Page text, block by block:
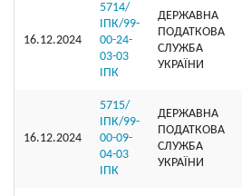
16.12.2024
5714/
ІПК/99-
00-24-
03-03
ІПК
ДЕРЖАВНА
ПОДАТКОВА
СЛУЖБА
УКРАЇНИ
16.12.2024
5715/
ІПК/99-
00-09-
04-03
ІПК
ДЕРЖАВНА
ПОДАТКОВА
СЛУЖБА
УКРАЇНИ